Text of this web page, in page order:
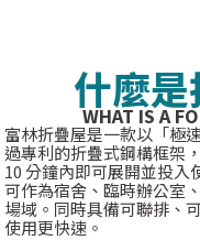
什麼是
WHAT IS A
富林折疊屋是一款以「極
過專利的折疊式鋼構框架
10 分鐘內即可展開並投入
可作為宿舍、臨時辦公室
場域。同時具備可聯排、
使用更快速。